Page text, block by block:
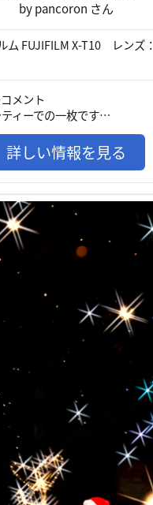
by pancoron さん
ム FUJIFILM X-T10 レンズ：
メント
ィーでの一枚です…
詳しい情報を見る